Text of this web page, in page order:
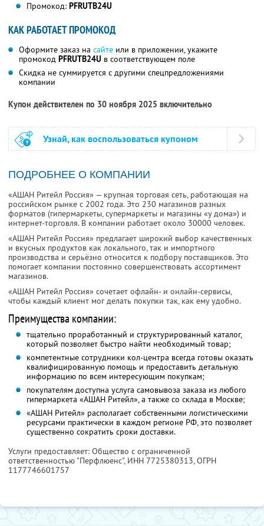
Промокод: PFRUTB24U
КАК РАБОТАЕТ ПРОМОКОД
Оформите заказ на сайте или в приложении, укажите
промокод PFRUTB24U в соответствующем поле
Скидка не суммируется с другими спецпредложениями
компании
Купон действителен по 30 ноября 2025 включительно
Узнай, как воспользоваться купоном
ПОДРОБНЕЕ О КОМПАНИИ
«АШАН Ритейл Россия» — крупная торговая сеть, работающая на
российском рынке с 2002 года. Это 230 магазинов разных
форматов (гипермаркеты, супермаркеты и магазины «у дома») и
интернет-торговля. В компании работает около 30000 человек.
«АШАН Ритейл Россия» предлагает широкий выбор качественных
и вкусных продуктов как локального, так и импортного
производства и серьёзно относится к подбору поставщиков. Это
помогает компании постоянно совершенствовать ассортимент
магазинов.
«АШАН Ритейл Россия» сочетает офлайн- и онлайн-сервисы,
чтобы каждый клиент мог делать покупки так, как ему удобно.
Преимущества компании:
тщательно проработанный и структурированный каталог,
который позволяет быстро найти необходимый товар;
компетентные сотрудники кол-центра всегда готовы оказать
квалифицированную помощь и предоставить детальную
информацию по всем интересующим покупкам;
покупателям доступна услуга самовывоза заказа из любого
гипермаркета «АШАН Ритейл», а также со склада в Москве;
«АШАН Ритейл» располагает собственными логистическими
ресурсами практически в каждом регионе РФ, это позволяет
существенно сократить сроки доставки.
Услуги предоставляет: Общество с ограниченной
ответственностью "Перфлюенс", ИНН 7725380313, ОГРН
1177746601757